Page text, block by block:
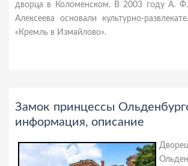
дворца в Коломенском. В 2003 году А.
Алексеева основали культурно-
«Кремль в Измайлово».
Замок принцессы
информация, описание
Дворец